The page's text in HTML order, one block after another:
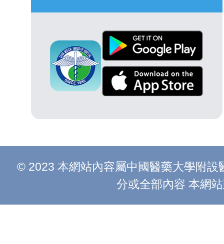
© 2023 本網站內容屬中國醫藥大學附
分或全部內容 本網